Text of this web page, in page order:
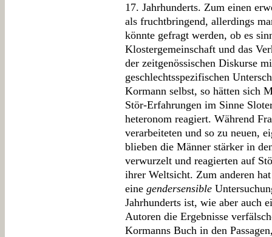
17. Jahrhunderts. Zum einen
als fruchtbringend, allerdings
könnte gefragt werden, ob es
Klostergemeinschaft und das
der zeitgenössischen Diskurse
geschlechtsspezifischen
Kormann selbst, so hätten sich
Stör-Erfahrungen im Sinne
heteronom reagiert. Während
verarbeiteten und so zu neuen,
blieben die Männer stärker in
verwurzelt und reagierten auf
ihrer Weltsicht. Zum anderen
eine gendersensible
Jahrhunderts ist, wie aber auch
Autoren die Ergebnisse
Kormanns Buch in den